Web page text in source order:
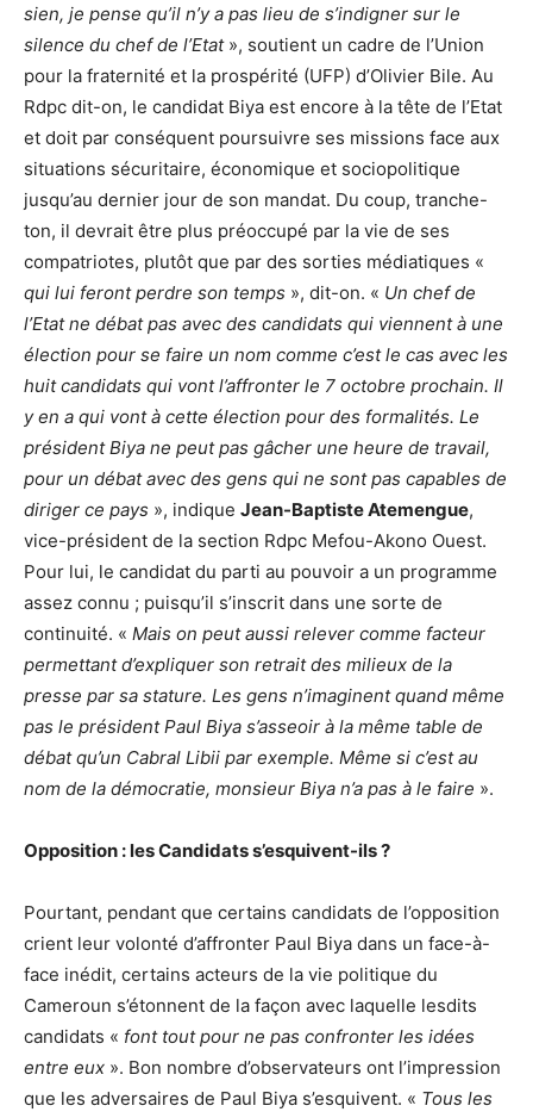
sien, je pense qu’il n’y a pas lieu de s’indigner sur le
silence du chef de l’Etat», soutient un cadre de l’Union
pour la fraternité et la prospérité (UFP) d’Olivier Bile. Au
Rdpc dit-on, le candidat Biya est encore à la tête de l’Etat
et doit par conséquent poursuivre ses missions face aux
situations sécuritaire, économique et sociopolitique
jusqu’au dernier jour de son mandat. Du coup, tranche-
ton, il devrait être plus préoccupé par la vie de ses
compatriotes, plutôt que par des sorties médiatiques «
qui lui feront perdre son temps », dit-on. « Un chef de
l’Etat ne débat pas avec des candidats qui viennent à une
élection pour se faire un nom comme c’est le cas avec les
huit candidats qui vont l’affronter le 7 octobre prochain. Il
y en a qui vont à cette élection pour des formalités. Le
président Biya ne peut pas gâcher une heure de travail,
pour un débat avec des gens qui ne sont pas capables de
diriger ce pays », indique Jean-Baptiste Atemengue,
vice-président de la section Rdpc Mefou-Akono Ouest.
Pour lui, le candidat du parti au pouvoir a un programme
assez connu ; puisqu’il s’inscrit dans une sorte de
continuité. « Mais on peut aussi relever comme facteur
permettant d’expliquer son retrait des milieux de la
presse par sa stature. Les gens n’imaginent quand même
pas le président Paul Biya s’asseoir à la même table de
débat qu’un Cabral Libii par exemple. Même si c’est au
nom de la démocratie, monsieur Biya n’a pas à le faire ».
Opposition : les Candidats s’esquivent-ils ?
Pourtant, pendant que certains candidats de l’opposition
crient leur volonté d’affronter Paul Biya dans un face-à-
face inédit, certains acteurs de la vie politique du
Cameroun s’étonnent de la façon avec laquelle lesdits
candidats « font tout pour ne pas confronter les idées
entre eux ». Bon nombre d’observateurs ont l’impression
que les adversaires de Paul Biya s’esquivent. « Tous les